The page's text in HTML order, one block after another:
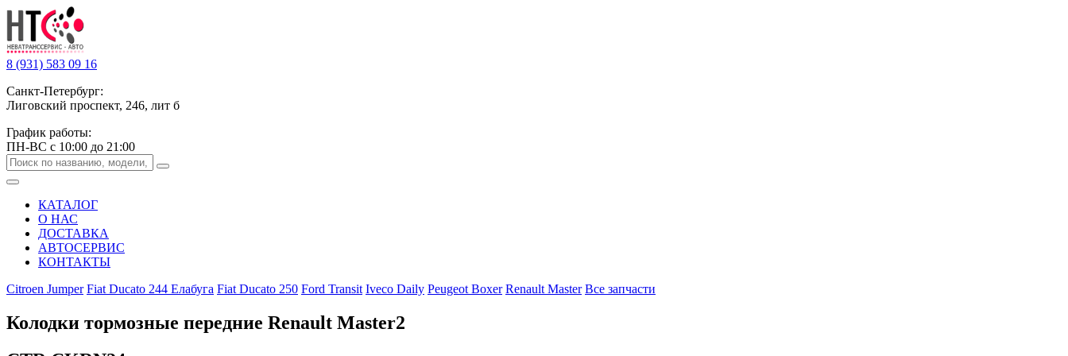
8 (931) 583 09 16
Санкт-Петербург:
Лиговский проспект, 246, лит б
График работы:
ПН-ВС с 10:00 до 21:00
КАТАЛОГ
О НАС
ДОСТАВКА
АВТОСЕРВИС
КОНТАКТЫ
Citroen Jumper Fiat Ducato 244 Елабуга Fiat Ducato 250 Ford Transit Iveco Daily Peugeot Boxer Renault Master Все запчасти
Колодки тормозные передние Renault Master2